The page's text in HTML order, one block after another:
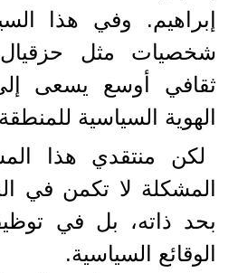
إبراهيم. وفي هذا
شخصيات مثل
ثقافي أوسع يسعى
الهوية السياسية
لكن منتقدي هذا
المشكلة لا تكمن في
بحد ذاته، بل في
الوقائع السياسية.